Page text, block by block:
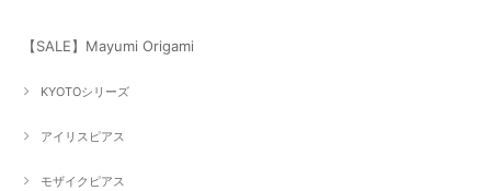
【SALE】Mayumi Origami
KYOTOシリーズ
アイリスピアス
モザイクピアス